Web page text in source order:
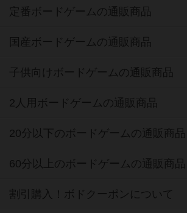
定番ボードゲームの通販商品
国産ボードゲームの通販商品
子供向けボードゲームの通販商品
2人用ボードゲームの通販商品
20分以下のボードゲームの通販商品
60分以上のボードゲームの通販商品
割引購入！ボドクーポンについて